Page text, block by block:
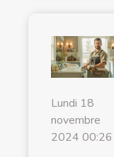
Lundi 18
novembre
2024 00:26